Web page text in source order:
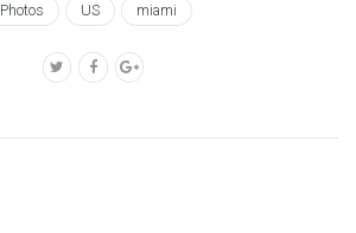
Photos US miami